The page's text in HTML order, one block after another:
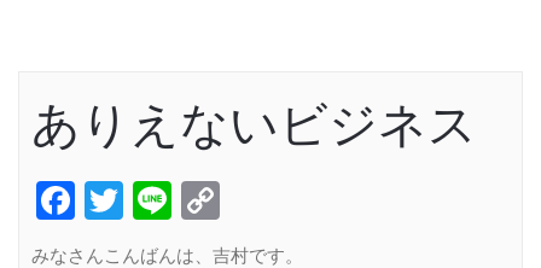
ありえないビジネス
Facebook
Twitter
Line
Link
みなさんこんばんは、吉村です。